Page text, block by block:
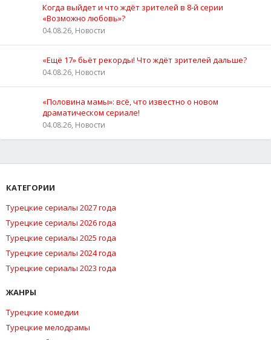
Когда выйдет и что ждёт зрителей в 8-й серии
«Возможно любовь»?
04.08.26, Новости
«Ещё 17» бьёт рекорды! Что ждёт зрителей дальше?
04.08.26, Новости
«Половина мамы»: всё, что известно о новом
драматическом сериале!
04.08.26, Новости
КАТЕГОРИИ
Турецкие сериалы 2027 года
Турецкие сериалы 2026 года
Турецкие сериалы 2025 года
Турецкие сериалы 2024 года
Турецкие сериалы 2023 года
ЖАНРЫ
Турецкие комедии
Турецкие мелодрамы